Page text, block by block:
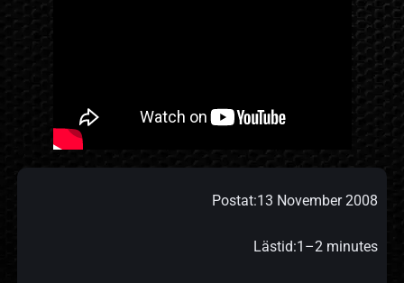
Postat:13 November 2008
Lästid:1–2 minutes